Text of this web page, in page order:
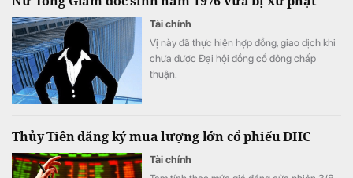
Tài chính
Vị này đã thực hiện hợp đồng, giao dịch khi
chưa được Đại hội đồng cổ đông chấp
thuận.
Thủy Tiên đăng ký mua lượng lớn cổ phiếu DHC
Tài chính